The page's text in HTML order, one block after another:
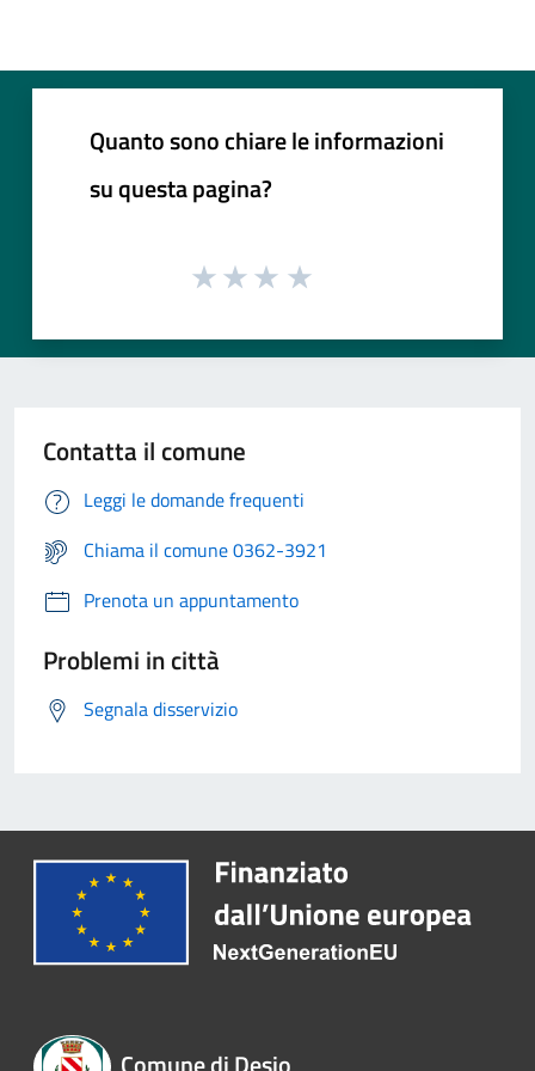
Quanto sono chiare le informazioni
su questa pagina?
Contatta il comune
Leggi le domande frequenti
Chiama il comune 0362-3921
Prenota un appuntamento
Problemi in città
Segnala disservizio